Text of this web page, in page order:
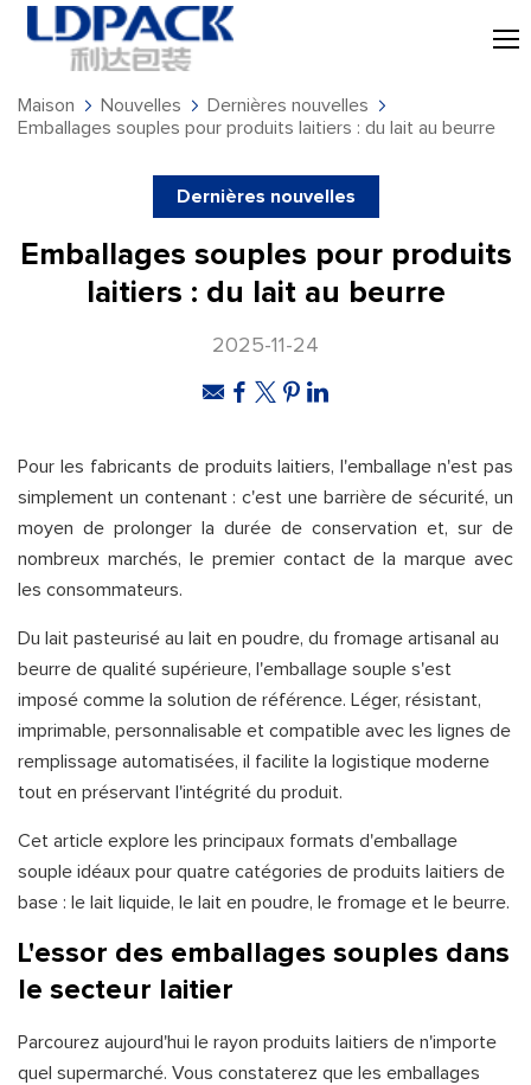
Maison Nouvelles
Dernières nouvelles
Emballages souples pour produits laitiers : du lait au beurre
Dernières nouvelles
Emballages souples pour produits
laitiers : du lait au beurre
2025-11-24
Pour les fabricants de produits laitiers, l'emballage n'est pas
simplement un contenant : c'est une barrière de sécurité, un
moyen de prolonger la durée de conservation et, sur de
nombreux marchés, le premier contact de la marque avec
les consommateurs.
Du lait pasteurisé au lait en poudre, du fromage artisanal au
beurre de qualité supérieure, l'emballage souple s'est
imposé comme la solution de référence. Léger, résistant,
imprimable, personnalisable et compatible avec les lignes de
remplissage automatisées, il facilite la logistique moderne
tout en préservant l'intégrité du produit.
Cet article explore les principaux formats d'emballage
souple idéaux pour quatre catégories de produits laitiers de
base : le lait liquide, le lait en poudre, le fromage et le beurre.
L'essor des emballages souples dans
le secteur laitier
Parcourez aujourd'hui le rayon produits laitiers de n'importe
quel supermarché. Vous constaterez que les emballages